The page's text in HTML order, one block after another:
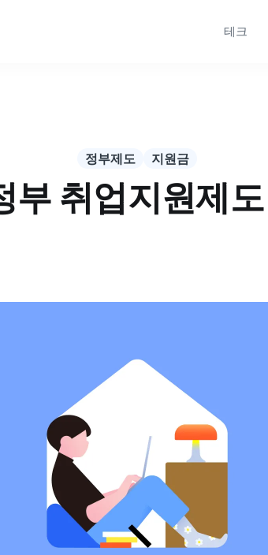
테크
정부제도 지원금
취업지원제